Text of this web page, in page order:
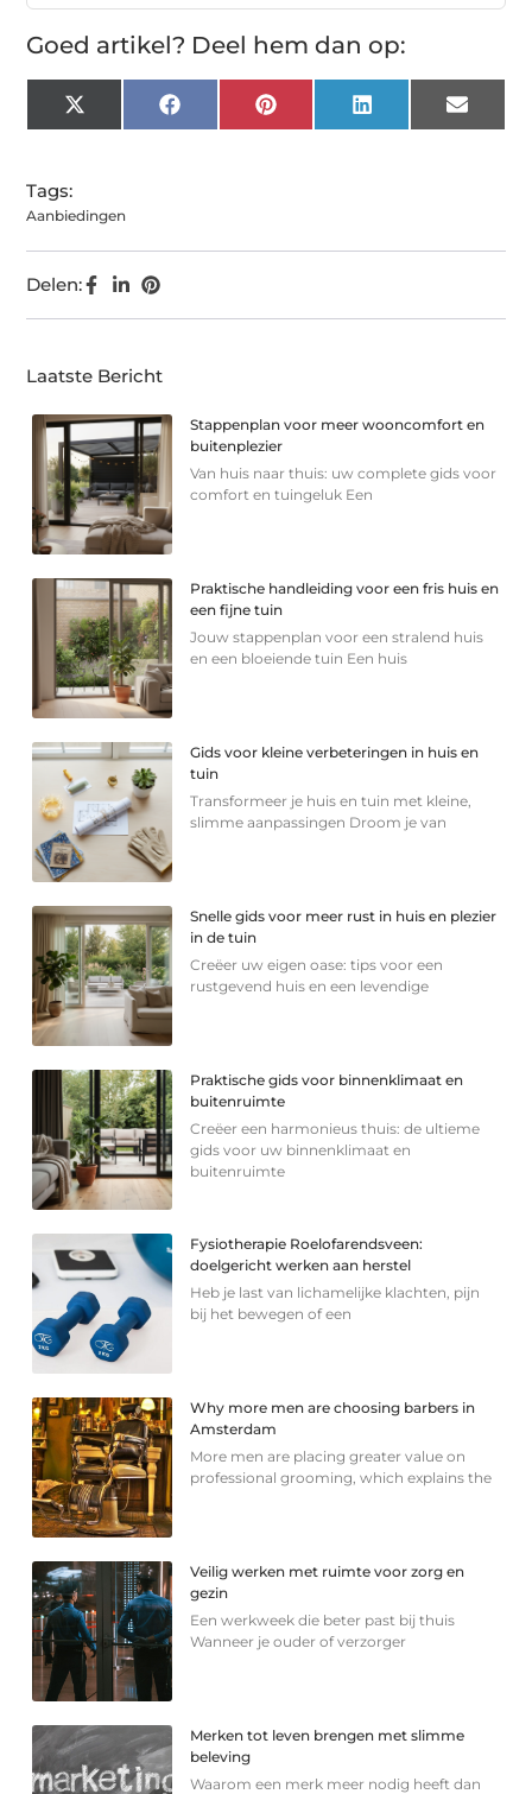
Goed artikel? Deel hem dan op:
X
(Twitter)
Facebook Pinterest LinkedIn Email
Tags:
Aanbiedingen
Delen:
Laatste Bericht
Stappenplan voor meer wooncomfort en
buitenplezier
Van huis naar thuis: uw complete gids voor
comfort en tuingeluk Een
Praktische handleiding voor een fris huis en
een fijne tuin
Jouw stappenplan voor een stralend huis
en een bloeiende tuin Een huis
Gids voor kleine verbeteringen in huis en
tuin
Transformeer je huis en tuin met kleine,
slimme aanpassingen Droom je van
Snelle gids voor meer rust in huis en plezier
in de tuin
Creëer uw eigen oase: tips voor een
rustgevend huis en een levendige
Praktische gids voor binnenklimaat en
buitenruimte
Creëer een harmonieus thuis: de ultieme
gids voor uw binnenklimaat en
buitenruimte
Fysiotherapie Roelofarendsveen:
doelgericht werken aan herstel
Heb je last van lichamelijke klachten, pijn
bij het bewegen of een
Why more men are choosing barbers in
Amsterdam
More men are placing greater value on
professional grooming, which explains the
Veilig werken met ruimte voor zorg en
gezin
Een werkweek die beter past bij thuis
Wanneer je ouder of verzorger
Merken tot leven brengen met slimme
beleving
Waarom een merk meer nodig heeft dan